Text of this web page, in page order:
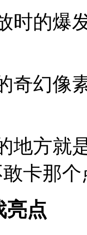
时的爆
奇幻像
地方就
卡那个
亮点